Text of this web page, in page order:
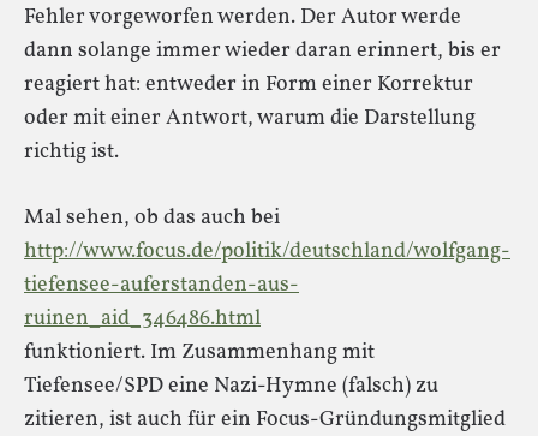
Fehler vorgeworfen werden. Der Autor werde
dann solange immer wieder daran erinnert, bis er
reagiert hat: entweder in Form einer Korrektur
oder mit einer Antwort, warum die Darstellung
richtig ist.
Mal sehen, ob das auch bei
http://www.focus.de/politik/deutschland/wolfgang-
tiefensee-auferstanden-aus-
ruinen_aid_346486.html
funktioniert. Im Zusammenhang mit
Tiefensee/SPD eine Nazi-Hymne (falsch) zu
zitieren, ist auch für ein Focus-Gründungsmitglied